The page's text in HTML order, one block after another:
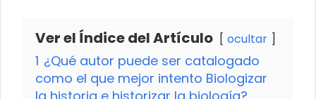
Ver el Índice del Artículo ocultar
1 ¿Qué autor puede ser catalogado
como el que mejor intento Biologizar